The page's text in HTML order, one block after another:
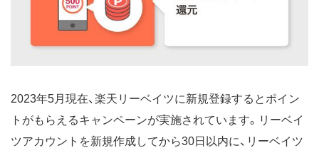
2023年5月現在、楽天リーベイツに新規登録するとポイン
トがもらえるキャンペーンが実施されています。リーベイ
ツアカウントを新規作成してから30日以内に、リーベイツ